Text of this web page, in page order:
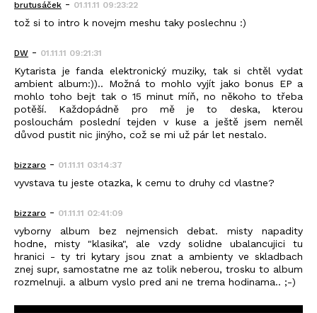
brutusáček - 01.11.11 09:23:22
tož si to intro k novejm meshu taky poslechnu :)
DW - 01.11.11 09:21:31
Kytarista je fanda elektronický muziky, tak si chtěl vydat
ambient album:)).. Možná to mohlo vyjít jako bonus EP a
mohlo toho bejt tak o 15 minut míň, no někoho to třeba
potěší. Každopádně pro mě je to deska, kterou
poslouchám poslední tejden v kuse a ještě jsem neměl
důvod pustit nic jinýho, což se mi už pár let nestalo.
bizzaro - 01.11.11 03:14:37
vyvstava tu jeste otazka, k cemu to druhy cd vlastne?
bizzaro - 01.11.11 02:41:09
vyborny album bez nejmensich debat. misty napadity
hodne, misty "klasika", ale vzdy solidne ubalancujici tu
hranici - ty tri kytary jsou znat a ambienty ve skladbach
znej supr, samostatne me az tolik neberou, trosku to album
rozmelnuji. a album vyslo pred ani ne trema hodinama.. ;-)